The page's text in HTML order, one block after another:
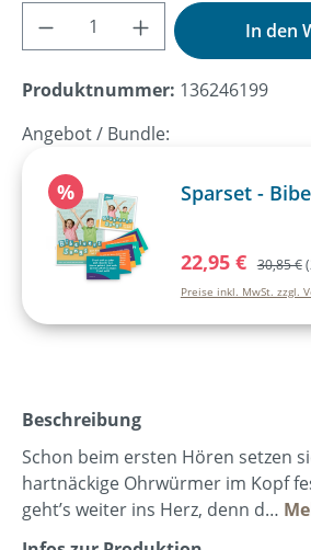
Produkt Anzahl: GibIn den
Produktnummer: 136246199
Angebot / Bundle:
Rabatt
% Sparset -
Verkaufspreis:
22,95 € 30,85 €
Preise inkl. MwSt. zzgl.
Beschreibung
Schon beim ersten Hören setzen
hartnäckige Ohrwürmer im Kopf
geht’s weiter ins Herz, denn d…